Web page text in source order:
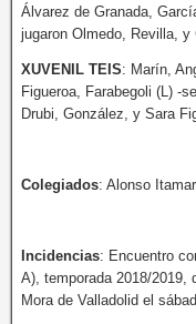
Álvarez de Granada,
jugaron Olmedo, Revilla, y
XUVENIL TEIS: Marín,
Figueroa, Farabegoli (L) -
Drubi, González, y Sara
Colegiados: Alonso Itamar
Incidencias: Encuentro
A), temporada 2018/2019,
Mora de Valladolid el